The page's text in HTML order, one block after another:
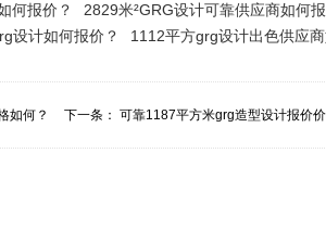
何报价？ 2829米²GRG设计可靠供应商如何
设计如何报价？ 1112平方grg设计出色供应
如何？ 下一条： 可靠1187平方米grg造型设计报价